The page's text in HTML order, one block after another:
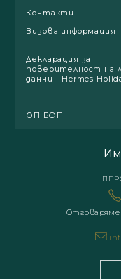
Контакти
Визова информация
Декларация за
поверителност на
данни - Hermes
ОП БФП
Отговаряме